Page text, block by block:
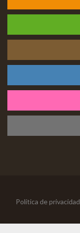
Política de privacidad